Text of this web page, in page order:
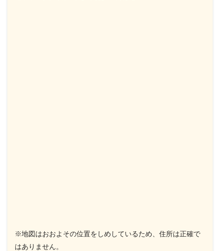
※地図はおおよその位置をしめしているため、住所は正確で
はありません。